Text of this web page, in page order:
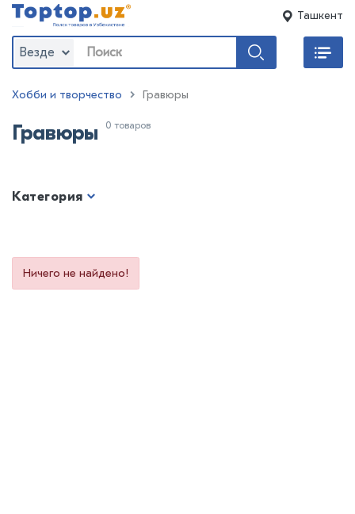
Ташкент
Везде
Хобби и творчество Гравюры
Гравюры 0 товаров
Категория
Ничего не найдено!